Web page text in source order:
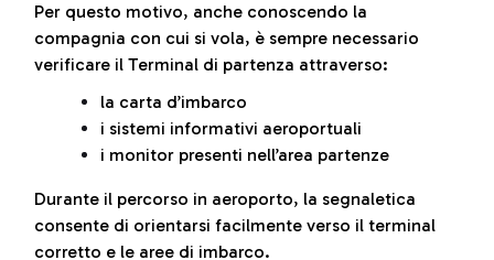
Per questo motivo, anche conoscendo la
compagnia con cui si vola, è sempre necessario
verificare il Terminal di partenza attraverso:
la carta d’imbarco
i sistemi informativi aeroportuali
i monitor presenti nell’area partenze
Durante il percorso in aeroporto, la segnaletica
consente di orientarsi facilmente verso il terminal
corretto e le aree di imbarco.